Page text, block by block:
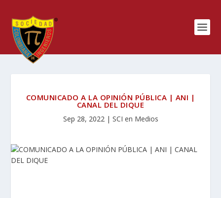
COMUNICADO A LA OPINIÓN PÚBLICA | ANI |
CANAL DEL DIQUE
Sep 28, 2022| SCI en Medios